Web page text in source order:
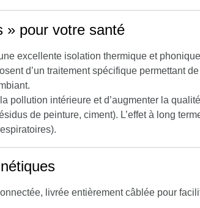
» pour votre santé
excellente isolation thermique et
d’un traitement spécifique permettant
pollution intérieure et d’augmenter la
de peinture, ciment). L’effet à long
livrée entièrement câblée pour